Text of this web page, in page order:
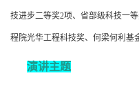
技进步二等奖2项、省部级科技一
程院光华工程科技奖、何梁何利基
演讲主题